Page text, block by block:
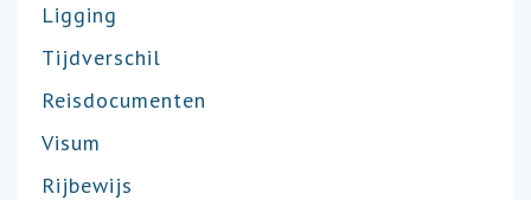
Ligging
Tijdverschil
Reisdocumenten
Visum
Rijbewijs